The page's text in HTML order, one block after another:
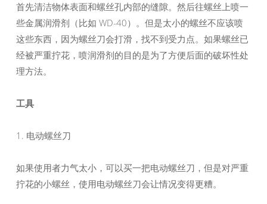
首先清洁物体表面和螺丝孔内部的缝隙。然后往螺丝上喷一
些金属润滑剂（比如 WD-40）。但是太小的螺丝不应该喷
这些东西，因为螺丝刀会打滑，找不到受力点。如果螺丝已
经被严重拧花，喷润滑剂的目的是为了方便后面的破坏性处
理方法。
工具
1. 电动螺丝刀
如果使用者力气太小，可以买一把电动螺丝刀，但是对严重
拧花的小螺丝，使用电动螺丝刀会让情况变得更糟。